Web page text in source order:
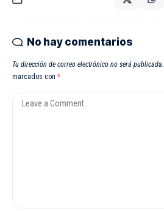
No hay comentarios
Tu dirección de correo electrónico no será publicada.
marcados con *